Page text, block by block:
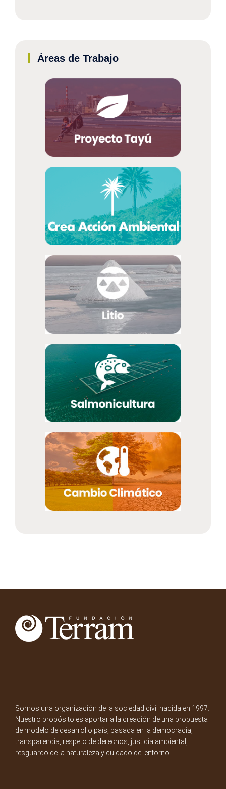
Áreas de Trabajo
Somos una organización de la sociedad civil nacida en 1997.
Nuestro propósito es aportar a la creación de una propuesta
de modelo de desarrollo país, basada en la democracia,
transparencia, respeto de derechos, justicia ambiental,
resguardo de la naturaleza y cuidado del entorno.